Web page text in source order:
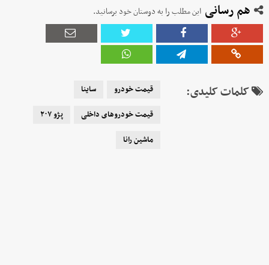
هم رسانی این مطلب را به دوستان خود برسانید.
کلمات کلیدی: قیمت خودرو
ساینا
قیمت خودروهای داخلی
پژو ۲۰۷
ماشین رانا